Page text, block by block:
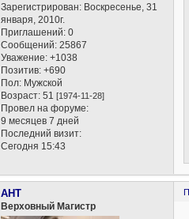
Зарегистрирован: Воскресенье, 31
января, 2010г.
Приглашений: 0
Сообщений: 25867
Уважение: +1038
Позитив: +690
Пол: Мужской
Возраст: 51[1974-11-28]
Провел на форуме:
9 месяцев 7 дней
Последний визит:
Сегодня 15:43
AHT
Верховный Магистр